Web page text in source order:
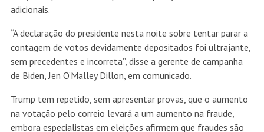
adicionais.
“A declaração do presidente nesta noite sobre tentar parar a
contagem de votos devidamente depositados foi ultrajante,
sem precedentes e incorreta”, disse a gerente de campanha
de Biden, Jen O’Malley Dillon, em comunicado.
Trump tem repetido, sem apresentar provas, que o aumento
na votação pelo correio levará a um aumento na fraude,
embora especialistas em eleições afirmem que fraudes são